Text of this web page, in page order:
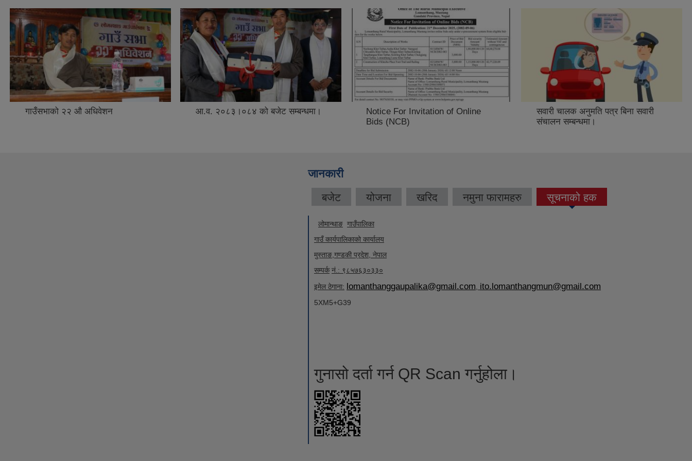
गाउँसभाको २२ औ अधिवेशन आ.व. २०८३।०८४ को बजेट सम्बन्धमा।
Notice For Invitation of Online
Bids (NCB)
सवारी चालक अनुमति पत्र बिना सवारी
संचालन सम्बन्धमा।
जानकारी
बजेट योजना खरिद नमुना फारामहरु सूचनाको हक
(active tab)
लोमान्थाङ गाउँपालिका
गाउँ कार्यपालिकाको कार्यालय
मुस्ताङ गण्डकी प्रदेश नेपाल
सम्पर्क नं.: ९८५७६३०३३०
इमेल ठेगाना: lomanthanggaupalika@gmail.com ito.lomanthangmun@gmail.com
5XM5+G39
गुनासो दर्ता गर्न QR Scan गर्नुहोला।